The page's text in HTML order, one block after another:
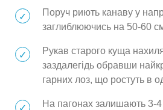
Поруч риють канаву у
заглиблюючись на 50-60
Рукав старого куща
заздалегідь обравши
гарних лоз, що ростуть в
На пагонах залишають 3-4